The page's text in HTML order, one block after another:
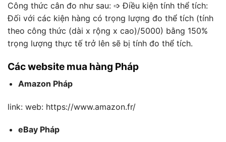
Công thức cân đo như sau: ➩ Điều kiện tính thể tích:
Đối với các kiện hàng có trọng lượng đo thể tích (tính
theo công thức (dài x rộng x cao)/5000) bằng 150%
trọng lượng thực tế trở lên sẽ bị tính đo thể tích.
Các website mua hàng Pháp
Amazon Pháp
link: web: https://www.amazon.fr/
eBay Pháp